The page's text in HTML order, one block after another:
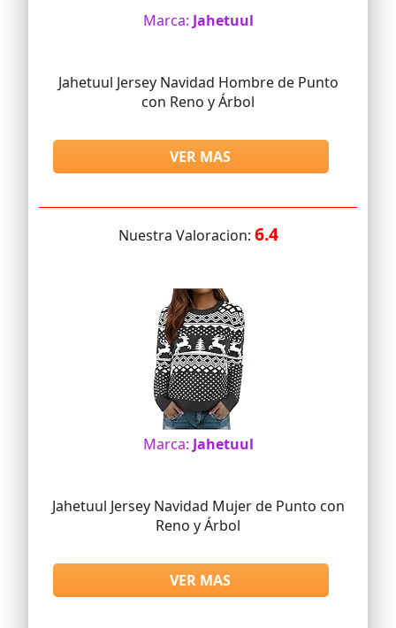
Marca: Jahetuul
Jahetuul Jersey Navidad Hombre de Punto
con Reno y Árbol
VER MAS
Nuestra Valoracion: 6.4
Marca: Jahetuul
Jahetuul Jersey Navidad Mujer de Punto con
Reno y Árbol
VER MAS